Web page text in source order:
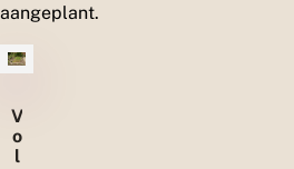
aangeplant.
V
o
l